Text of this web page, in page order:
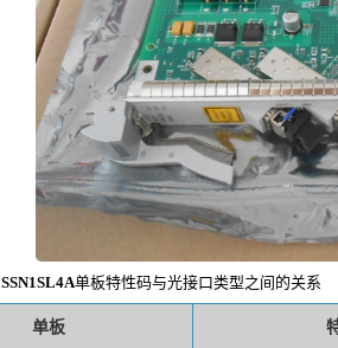
SSN1SL4A单板特性码与光接口类型之间的关系
单板